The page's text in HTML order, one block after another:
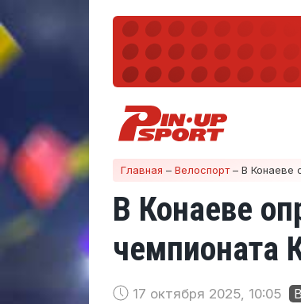
Главная – Велоспорт– В Конаеве
В Конаеве
чемпионата
17 октября 2025, 10:05